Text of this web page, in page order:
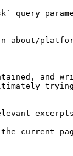
query
about/
and
excerpts
the